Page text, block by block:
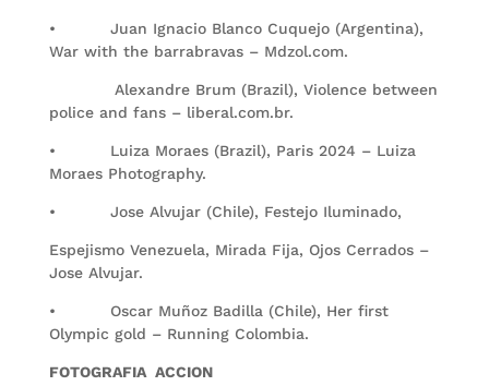
• Juan Ignacio Blanco Cuquejo (Argentina),
War with the barrabravas – Mdzol.com.
Alexandre Brum (Brazil), Violence between
police and fans – liberal.com.br.
• Luiza Moraes (Brazil), Paris 2024 – Luiza
Moraes Photography.
• Jose Alvujar (Chile), Festejo Iluminado,
Espejismo Venezuela, Mirada Fija, Ojos Cerrados –
Jose Alvujar.
• Oscar Muñoz Badilla (Chile), Her first
Olympic gold – Running Colombia.
FOTOGRAFIA ACCION